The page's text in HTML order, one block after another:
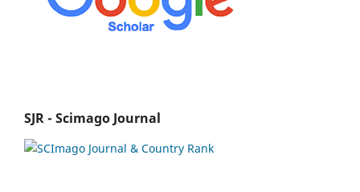
SJR - Scimago Journal